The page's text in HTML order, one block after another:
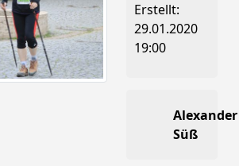
Erstellt:
29.01.2020
19:00
Alexander
Süß